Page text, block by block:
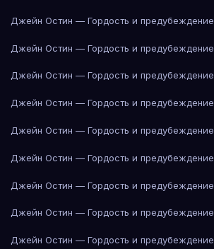
Джейн Остин — Гордость и предубеждение
Джейн Остин — Гордость и предубеждение
Джейн Остин — Гордость и предубеждение
Джейн Остин — Гордость и предубеждение
Джейн Остин — Гордость и предубеждение
Джейн Остин — Гордость и предубеждение
Джейн Остин — Гордость и предубеждение
Джейн Остин — Гордость и предубеждение
Джейн Остин — Гордость и предубеждение